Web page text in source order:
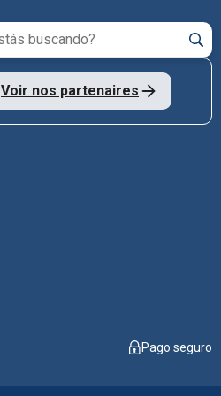
Voir nos partenaires
Pago seguro